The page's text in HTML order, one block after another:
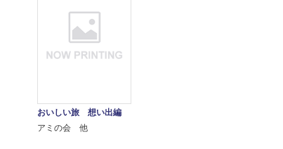
おいしい旅 想い出編
アミの会 他